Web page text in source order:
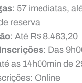
: 57 imediatas,
reserva
: Até R$ 8.463,20
: Das
as 14h00min de
Online